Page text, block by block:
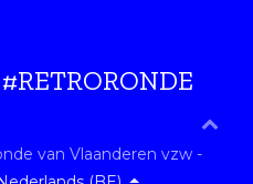
van Vlaanderen vzw -